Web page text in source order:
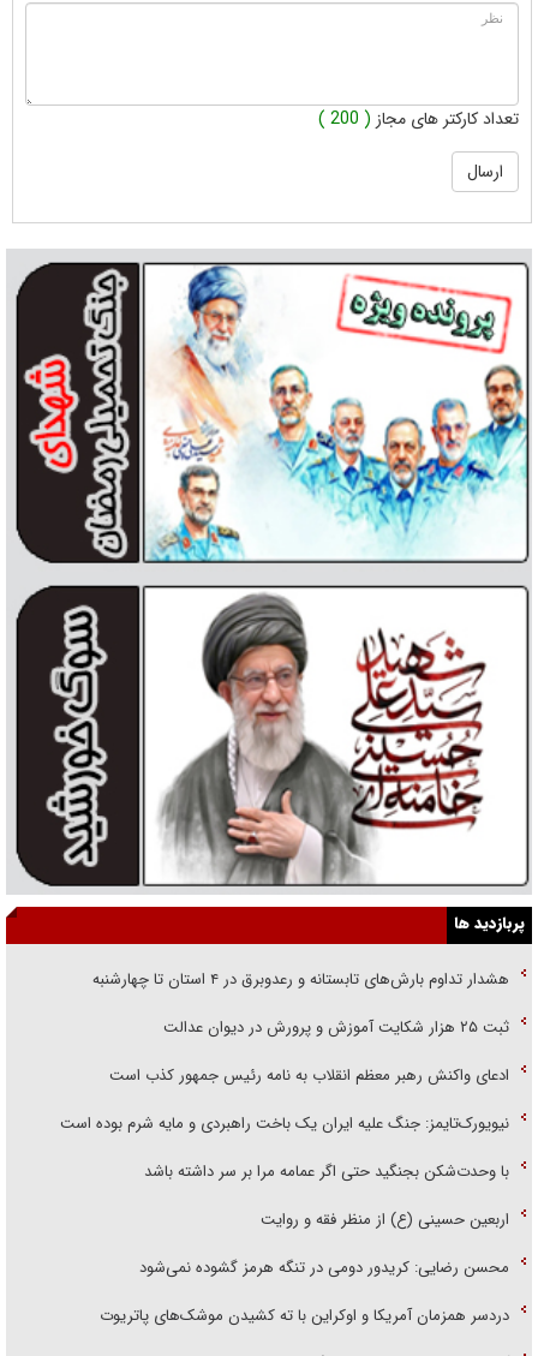
تعداد کارکتر های مجاز ( 200 )
پربازدید ها
هشدار تداوم بارش‌های تابستانه و رعدوبرق در ۴ استان تا چهارشنبه
ثبت ۲۵ هزار شکایت آموزش و پرورش در دیوان عدالت
ادعای واکنش رهبر معظم انقلاب به نامه رئیس جمهور کذب است
نیویورک‌تایمز: جنگ علیه ایران یک باخت راهبردی و مایه شرم بوده است
با وحدت‌شکن بجنگید حتی اگر عمامه مرا بر سر داشته باشد
اربعین حسینی (ع) از منظر فقه و روایت
محسن رضایی: کریدور دومی در تنگه هرمز گشوده نمی‌شود
دردسر همزمان آمریکا و اوکراین با ته کشیدن موشک‌های پاتریوت